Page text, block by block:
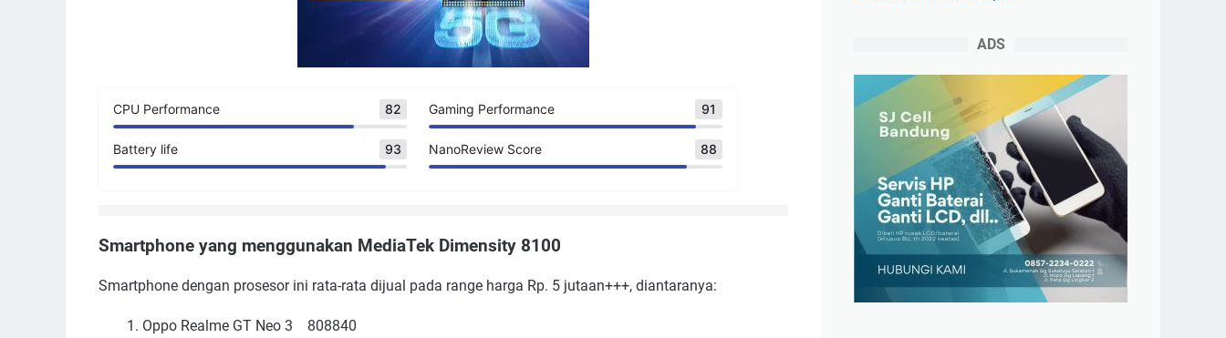
CPU Performance 82 Gaming Performance 91
Battery life 93 NanoReview Score 88
Smartphone yang menggunakan MediaTek Dimensity 8100
Smartphone dengan prosesor ini rata-rata dijual pada range harga Rp. 5 jutaan+++, diantaranya:
Oppo Realme GT Neo 3 808840
ADS